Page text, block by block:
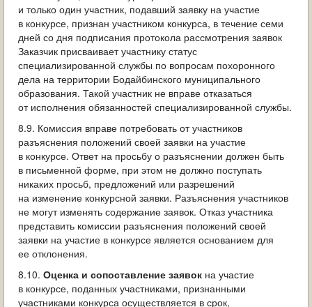
и только один участник, подавший заявку на участие
в конкурсе, признан участником конкурса, в течение семи
дней со дня подписания протокола рассмотрения заявок
Заказчик присваивает участнику статус
специализированной службы по вопросам похоронного
дела на территории Бодайбинского муниципального
образования. Такой участник не вправе отказаться
от исполнения обязанностей специализированной службы.
8.9. Комиссия вправе потребовать от участников
разъяснения положений своей заявки на участие
в конкурсе. Ответ на просьбу о разъяснении должен быть
в письменной форме, при этом не должно поступать
никаких просьб, предложений или разрешений
на изменение конкурсной заявки. Разъяснения участников
не могут изменять содержание заявок. Отказ участника
представить комиссии разъяснения положений своей
заявки на участие в конкурсе является основанием для
ее отклонения.
8.10. Оценка и сопоставление заявок на участие
в конкурсе, поданных участниками, признанными
участниками конкурса осуществляется в срок,